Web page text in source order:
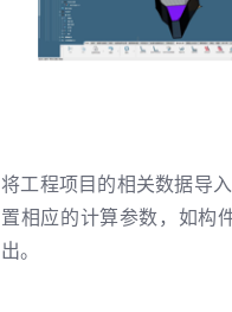
将工程项目的相关数据导
置相应的计算参数，如构
出。